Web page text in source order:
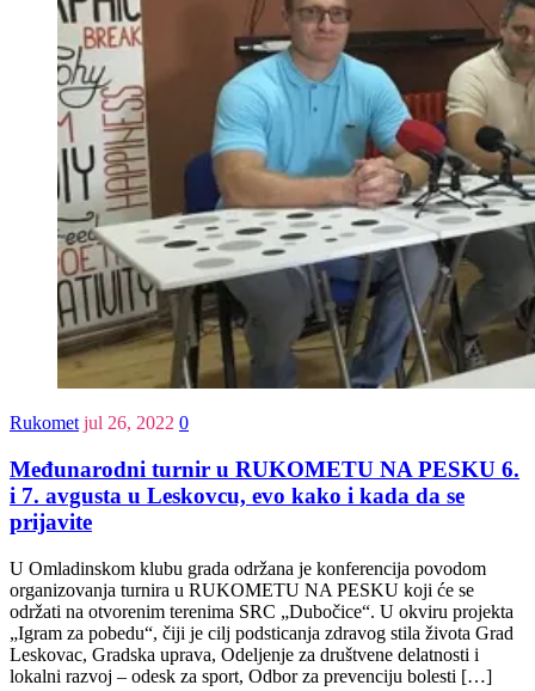
Rukomet jul 26, 2022 0
Međunarodni turnir u RUKOMETU NA PESKU 6.
i 7. avgusta u Leskovcu, evo kako i kada da se
prijavite
U Omladinskom klubu grada održana je konferencija povodom
organizovanja turnira u RUKOMETU NA PESKU koji će se
održati na otvorenim terenima SRC „Dubočice“. U okviru projekta
„Igram za pobedu“, čiji je cilj podsticanja zdravog stila života Grad
Leskovac, Gradska uprava, Odeljenje za društvene delatnosti i
lokalni razvoj – odesk za sport, Odbor za prevenciju bolesti […]